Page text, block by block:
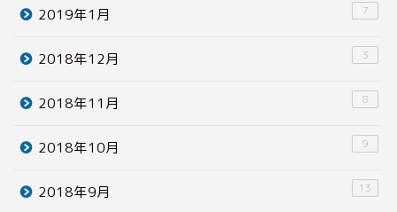
2019年1月 7
2018年12月 3
2018年11月 8
2018年10月 9
2018年9月 13